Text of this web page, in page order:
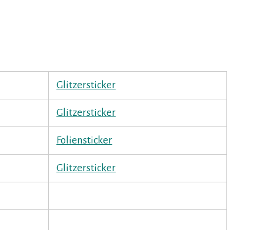
Glitzersticker
Glitzersticker
Foliensticker
Glitzersticker